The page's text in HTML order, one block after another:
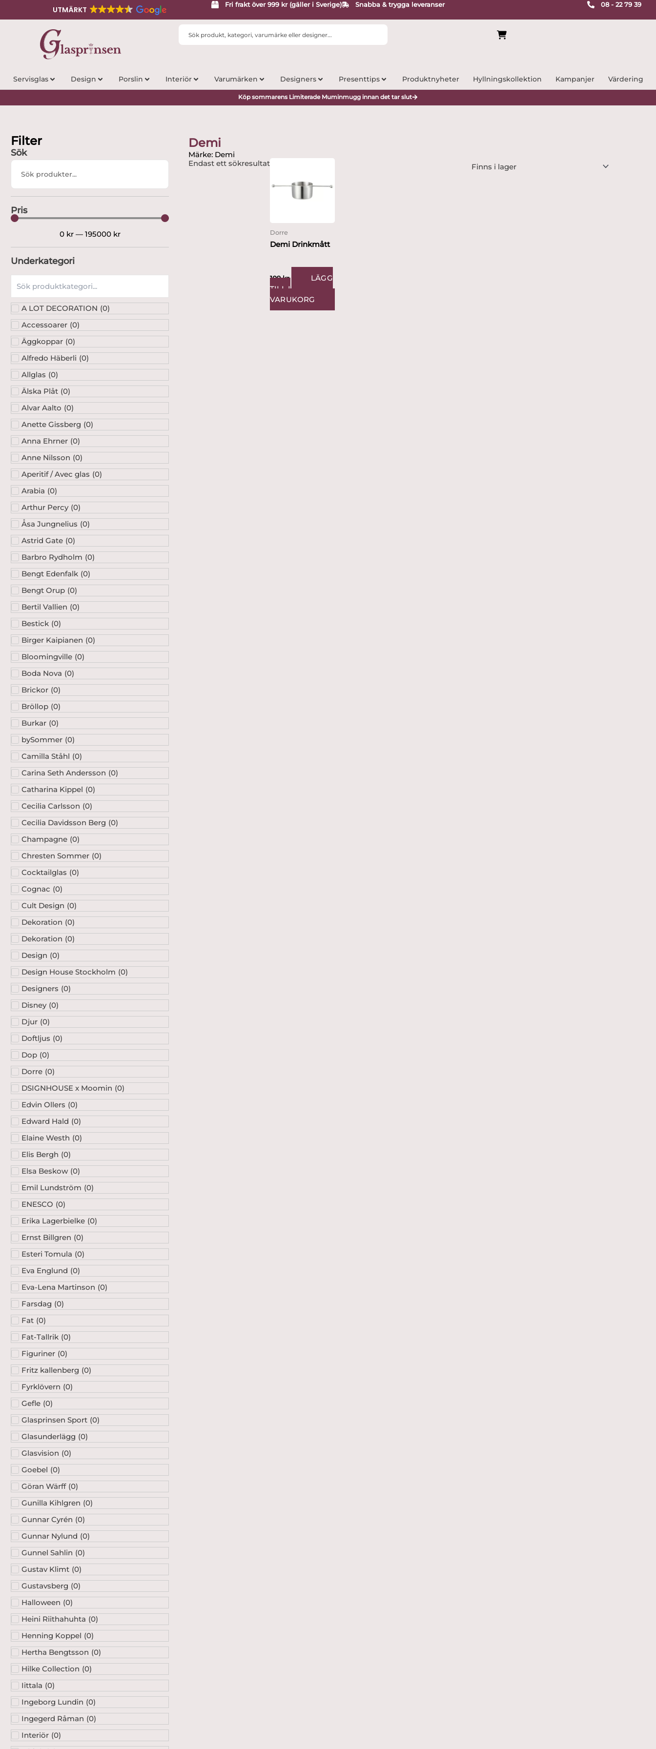
UTMÄRKT
Fri frakt över 999 kr (gäller i Sverige) Snabba & trygga leveranser 08 - 22 79 39
Search
Servisglas Design Porslin Interiör Varumärken Designers Presenttips Produktnyheter Hyllningskollektion Kampanjer Värdering
Köp sommarens Limiterade Muminmugg innan det tar slut
Filter
Sök
Search
Pris
0 kr— 195000 kr
Underkategori
A LOT DECORATION (0)
Accessoarer (0)
Äggkoppar (0)
Alfredo Häberli (0)
Allglas (0)
Älska Plåt (0)
Alvar Aalto (0)
Anette Gissberg (0)
Anna Ehrner (0)
Anne Nilsson (0)
Aperitif / Avec glas (0)
Arabia (0)
Arthur Percy (0)
Åsa Jungnelius (0)
Astrid Gate (0)
Barbro Rydholm (0)
Bengt Edenfalk (0)
Bengt Orup (0)
Bertil Vallien (0)
Bestick (0)
Birger Kaipianen (0)
Bloomingville (0)
Boda Nova (0)
Brickor (0)
Bröllop (0)
Burkar (0)
bySommer (0)
Camilla Ståhl (0)
Carina Seth Andersson (0)
Catharina Kippel (0)
Cecilia Carlsson (0)
Cecilia Davidsson Berg (0)
Champagne (0)
Chresten Sommer (0)
Cocktailglas (0)
Cognac (0)
Cult Design (0)
Dekoration (0)
Dekoration (0)
Design (0)
Design House Stockholm (0)
Designers (0)
Disney (0)
Djur (0)
Doftljus (0)
Dop (0)
Dorre (0)
DSIGNHOUSE x Moomin (0)
Edvin Ollers (0)
Edward Hald (0)
Elaine Westh (0)
Elis Bergh (0)
Elsa Beskow (0)
Emil Lundström (0)
ENESCO (0)
Erika Lagerbielke (0)
Ernst Billgren (0)
Esteri Tomula (0)
Eva Englund (0)
Eva-Lena Martinson (0)
Farsdag (0)
Fat (0)
Fat-Tallrik (0)
Figuriner (0)
Fritz kallenberg (0)
Fyrklövern (0)
Gefle (0)
Glasprinsen Sport (0)
Glasunderlägg (0)
Glasvision (0)
Goebel (0)
Göran Wärff (0)
Gunilla Kihlgren (0)
Gunnar Cyrén (0)
Gunnar Nylund (0)
Gunnel Sahlin (0)
Gustav Klimt (0)
Gustavsberg (0)
Halloween (0)
Heini Riithahuhta (0)
Henning Koppel (0)
Hertha Bengtsson (0)
Hilke Collection (0)
Iittala (0)
Ingeborg Lundin (0)
Ingegerd Råman (0)
Interiör (0)
Demi
Märke: Demi
Endast ett sökresultat
Dorre
Demi Drinkmått
109kr
LÄGG
TILL I
VARUKORG